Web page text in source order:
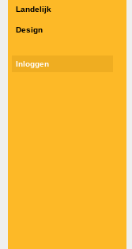
Landelijk
Design
Inloggen